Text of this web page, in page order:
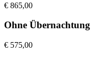
€ 865,00
Ohne Übernachtung
€ 575,00